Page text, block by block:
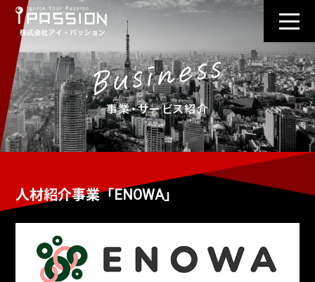
事業・サービス紹介
人材紹介事業「ENOWA」